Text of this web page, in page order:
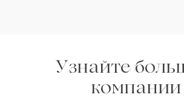
Узнайте
компании